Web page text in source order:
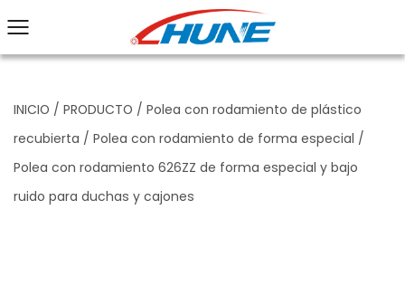
INICIO / PRODUCTO / Polea con rodamiento de plástico
recubierta / Polea con rodamiento de forma especial /
Polea con rodamiento 626ZZ de forma especial y bajo
ruido para duchas y cajones